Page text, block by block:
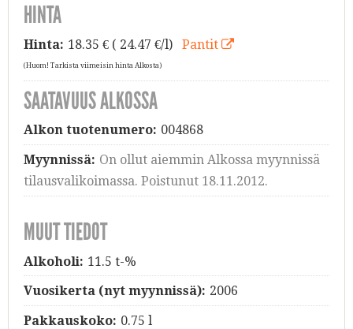
HINTA
Hinta: 18.35 € ( 24.47 €/l) Pantit
(Huom! Tarkista viimeisin hinta Alkosta)
SAATAVUUS ALKOSSA
Alkon tuotenumero: 004868
Myynnissä: On ollut aiemmin Alkossa myynnissä
tilausvalikoimassa. Poistunut 18.11.2012.
MUUT TIEDOT
Alkoholi: 11.5 t-%
Vuosikerta (nyt myynnissä): 2006
Pakkauskoko: 0.75 l